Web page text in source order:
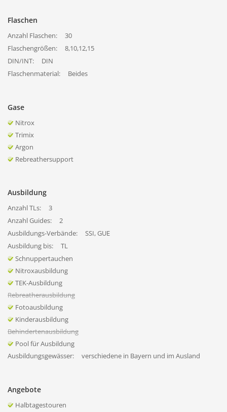
Flaschen
Anzahl Flaschen:
30
Flaschengrößen:
8,10,12,15
DIN/INT:
DIN
Flaschenmaterial:
Beides
Gase
Nitrox
Trimix
Argon
Rebreathersupport
Ausbildung
Anzahl TLs:
3
Anzahl Guides:
2
Ausbildungs-Verbände:
SSI, GUE
Ausbildung bis:
TL
Schnuppertauchen
Nitroxausbildung
TEK-Ausbildung
Rebreatherausbildung
Fotoausbildung
Kinderausbildung
Behindertenausbildung
Pool für Ausbildung
Ausbildungsgewässer:
verschiedene in Bayern und im Ausland
Angebote
Halbtagestouren